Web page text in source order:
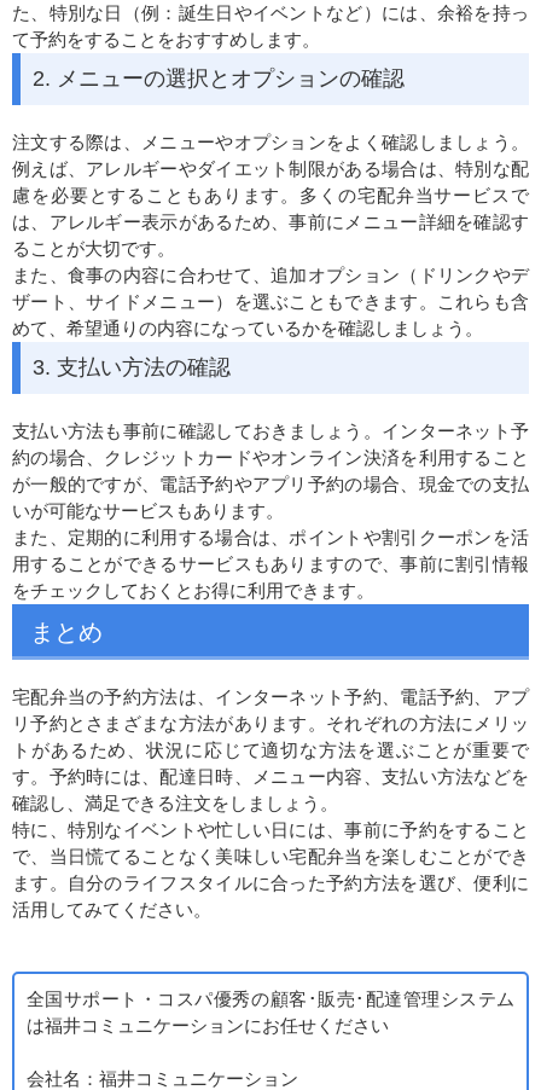
た、特別な日（例：誕生日やイベントなど）には、余裕を持っ
て予約をすることをおすすめします。
2. メニューの選択とオプションの確認
注文する際は、メニューやオプションをよく確認しましょう。
例えば、アレルギーやダイエット制限がある場合は、特別な配
慮を必要とすることもあります。多くの宅配弁当サービスで
は、アレルギー表示があるため、事前にメニュー詳細を確認す
ることが大切です。
また、食事の内容に合わせて、追加オプション（ドリンクやデ
ザート、サイドメニュー）を選ぶこともできます。これらも含
めて、希望通りの内容になっているかを確認しましょう。
3. 支払い方法の確認
支払い方法も事前に確認しておきましょう。インターネット予
約の場合、クレジットカードやオンライン決済を利用すること
が一般的ですが、電話予約やアプリ予約の場合、現金での支払
いが可能なサービスもあります。
また、定期的に利用する場合は、ポイントや割引クーポンを活
用することができるサービスもありますので、事前に割引情報
をチェックしておくとお得に利用できます。
まとめ
宅配弁当の予約方法は、インターネット予約、電話予約、アプ
リ予約とさまざまな方法があります。それぞれの方法にメリッ
トがあるため、状況に応じて適切な方法を選ぶことが重要で
す。予約時には、配達日時、メニュー内容、支払い方法などを
確認し、満足できる注文をしましょう。
特に、特別なイベントや忙しい日には、事前に予約をすること
で、当日慌てることなく美味しい宅配弁当を楽しむことができ
ます。自分のライフスタイルに合った予約方法を選び、便利に
活用してみてください。
全国サポート・コスパ優秀の顧客･販売･配達管理システム
は福井コミュニケーションにお任せください
会社名：福井コミュニケーション